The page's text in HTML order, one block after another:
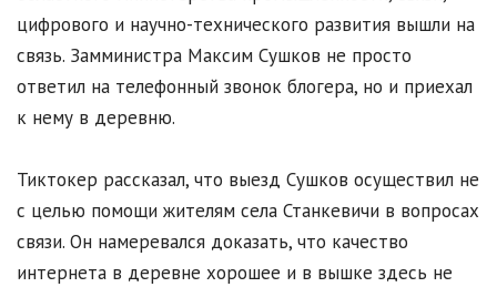
цифрового и научно-технического развития вышли на
связь. Замминистра Максим Сушков не просто
ответил на телефонный звонок блогера, но и приехал
к нему в деревню.
Тиктокер рассказал, что выезд Сушков осуществил не
с целью помощи жителям села Станкевичи в вопросах
связи. Он намеревался доказать, что качество
интернета в деревне хорошее и в вышке здесь не